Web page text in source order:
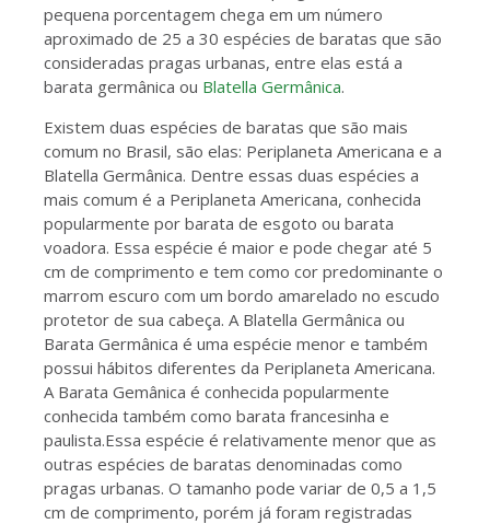
pequena porcentagem chega em um número
aproximado de 25 a 30 espécies de baratas que são
consideradas pragas urbanas, entre elas está a
barata germânica ou Blatella Germânica.
Existem duas espécies de baratas que são mais
comum no Brasil, são elas: Periplaneta Americana e a
Blatella Germânica. Dentre essas duas espécies a
mais comum é a Periplaneta Americana, conhecida
popularmente por barata de esgoto ou barata
voadora. Essa espécie é maior e pode chegar até 5
cm de comprimento e tem como cor predominante o
marrom escuro com um bordo amarelado no escudo
protetor de sua cabeça. A Blatella Germânica ou
Barata Germânica é uma espécie menor e também
possui hábitos diferentes da Periplaneta Americana.
A Barata Gemânica é conhecida popularmente
conhecida também como barata francesinha e
paulista.Essa espécie é relativamente menor que as
outras espécies de baratas denominadas como
pragas urbanas. O tamanho pode variar de 0,5 a 1,5
cm de comprimento, porém já foram registradas